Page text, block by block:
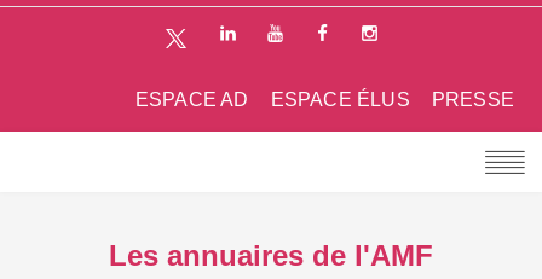
PRESSE
ESPACE ÉLUS
ESPACE AD
Les annuaires de l'AMF